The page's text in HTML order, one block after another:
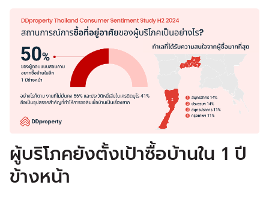
ผู้บริโภคยังตั้งเป้าซื้อบ้านใน 1 ปี
ข้างหน้า